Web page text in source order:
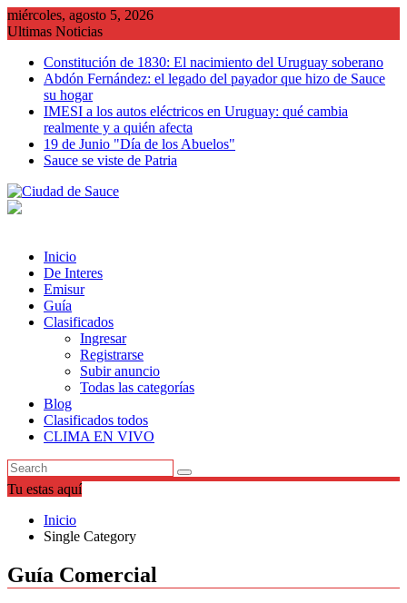
Saltar
al
miércoles, agosto 5, 2026
Ultimas Noticias
Constitución de 1830: El nacimiento del Uruguay soberano
Abdón Fernández: el legado del payador que hizo de Sauce
su hogar
IMESI a los autos eléctricos en Uruguay: qué cambia
realmente y a quién afecta
19 de Junio "Día de los Abuelos"
Sauce se viste de Patria
Inicio
De Interes
Emisur
Guía
Clasificados
Ingresar
Registrarse
Subir anuncio
Todas las categorías
Blog
Clasificados todos
CLIMA EN VIVO
Tu estas aquí
Inicio
Single Category
Guía Comercial